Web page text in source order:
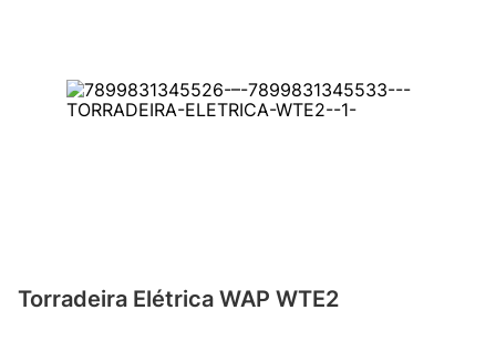
Torradeira Elétrica WAP WTE2